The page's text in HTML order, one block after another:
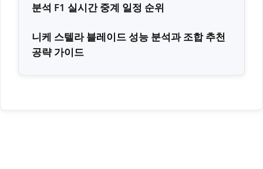
분석 F1 실시간 중계 일정 순위
니케 스텔라 블레이드 성능 분석과 조합 추천
공략 가이드